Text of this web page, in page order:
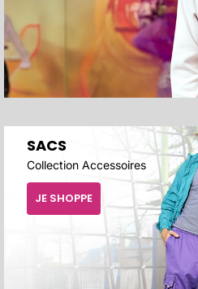
SACS
Collection Accessoires
JE SHOPPE